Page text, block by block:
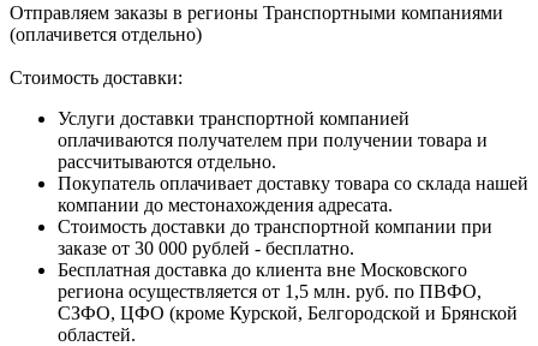
Отправляем заказы в регионы Транспортными компаниями
(оплачивется отдельно)
Стоимость доставки:
Услуги доставки транспортной компанией
оплачиваются получателем при получении товара и
рассчитываются отдельно.
Покупатель оплачивает доставку товара со склада нашей
компании до местонахождения адресата.
Стоимость доставки до транспортной компании при
заказе от 30 000 рублей - бесплатно.
Бесплатная доставка до клиента вне Московского
региона осуществляется от 1,5 млн. руб. по ПВФО,
СЗФО, ЦФО (кроме Курской, Белгородской и Брянской
областей.